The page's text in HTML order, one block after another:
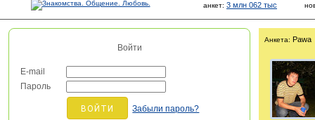
анкет: 3 млн 062 тыс
Войти
E-mail
Пароль
Забыли пароль?
Анкета: Pawa